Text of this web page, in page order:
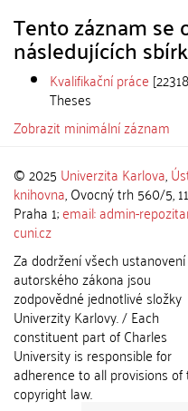
Tento záznam se
následujících
Kvalifikační práce
Theses
Zobrazit minimální záznam
© 2025 Univerzita Karlova,
knihovna, Ovocný trh 560/5,
Praha 1;email: admin-
cuni.cz
Za dodržení všech ustanovení
autorského zákona jsou
zodpovědné jednotlivé složky
Univerzity Karlovy. / Each
constituent part of Charles
University is responsible for
adherence to all provisions of
copyright law.